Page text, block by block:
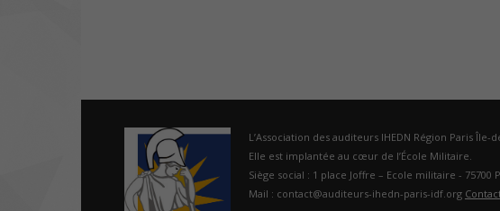
L’Association des auditeurs IHEDN Région Paris Île-
Elle est implantée au cœur de l’École Militaire.
Siège social : 1 place Joffre – Ecole militaire - 75700
Mail : contact@auditeurs-ihedn-paris-idf.org